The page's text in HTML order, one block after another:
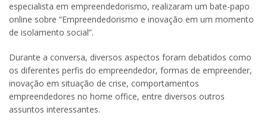
especialista em empreendedorismo, realizaram um bate-papo
online sobre “Empreendedorismo e inovação em um momento
de isolamento social”.
Durante a conversa, diversos aspectos foram debatidos como
os diferentes perfis do empreendedor, formas de empreender,
inovação em situação de crise, comportamentos
empreendedores no home office, entre diversos outros
assuntos interessantes.